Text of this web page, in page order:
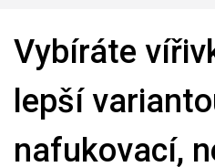
Vybíráte
lepší
nafukovací,